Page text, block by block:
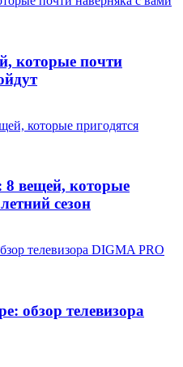
которые почти
вещей, которые
сезон
обзор телевизора